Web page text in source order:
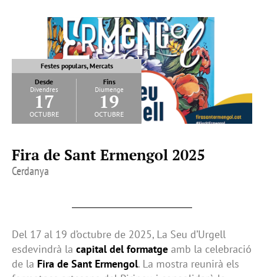
Festes populars, Mercats
Desde
Divendres
17
octubre
Fins
Diumenge
19
octubre
Fira de Sant Ermengol 2025
Cerdanya
Del 17 al 19 d’octubre de 2025, La Seu d’Urgell
esdevindrà la capital del formatge amb la celebració
de la Fira de Sant Ermengol. La mostra reunirà els